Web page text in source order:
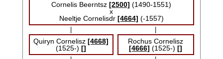
Cornelis Beerntsz[2500] (1490-1551)
x
Neeltje Cornelisdr [4664] (-1557)
Quiryn Cornelisz[4668]
(1525-)[]
Rochus Cornelisz
[4666] (1525-)[]